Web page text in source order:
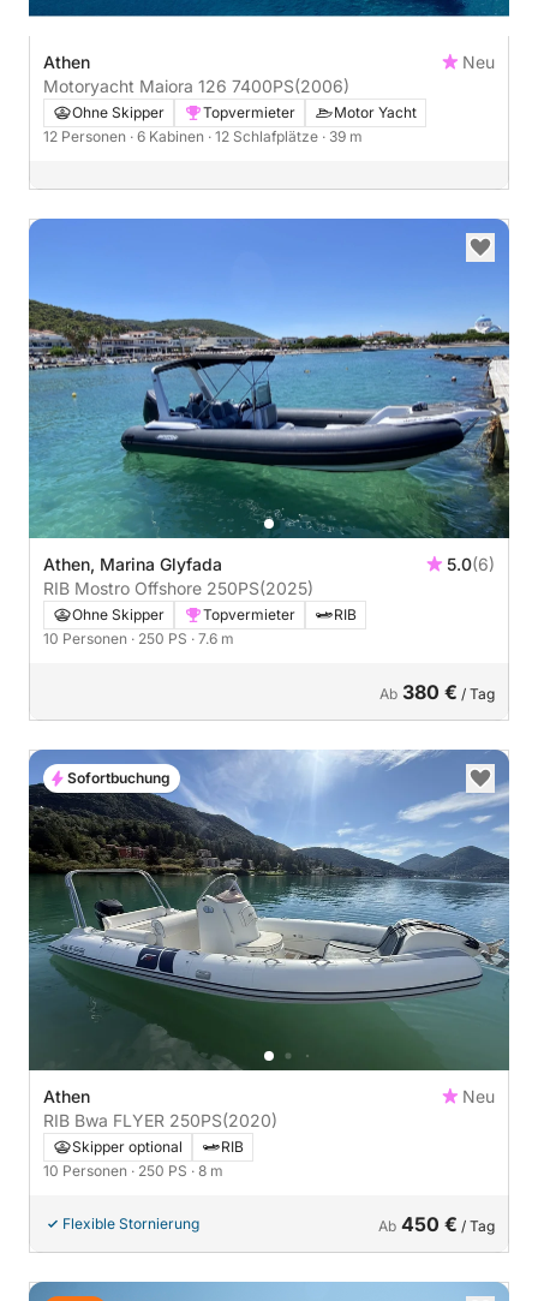
Athen
Neu
Motoryacht Maiora 126 7400PS(2006)
Ohne Skipper Topvermieter
Motor Yacht
12 Personen · 6 Kabinen · 12 Schlafplätze · 39 m
Athen, Marina Glyfada 5.0(6)
RIB Mostro Offshore 250PS(2025)
Ohne Skipper Topvermieter
RIB
10 Personen · 250 PS · 7.6 m
Ab 380 € / Tag
Athen
Neu
RIB Bwa FLYER 250PS(2020)
Skipper optional
RIB
10 Personen · 250 PS · 8 m
Flexible Stornierung Ab 450 € / Tag
Sofortbuchung